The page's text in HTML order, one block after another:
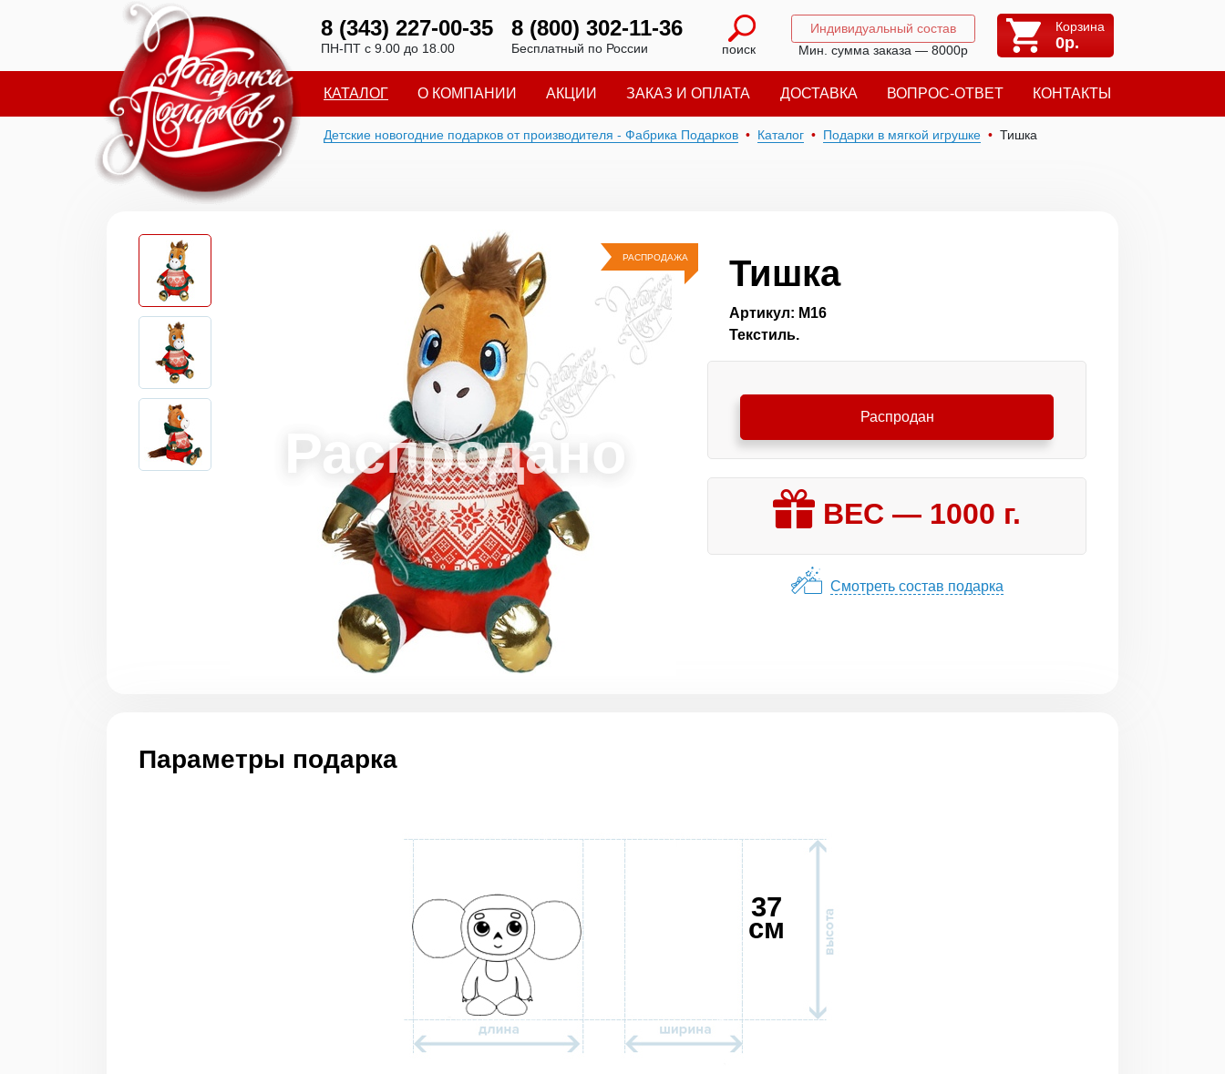
8 (343) 227-00-35
ПН-ПТ с 9.00 до 18.00
8 (800) 302-11-36
Бесплатный по России поиск
Индивидуальный состав
Мин. сумма заказа — 8000р
Корзина
0р.
КАТАЛОГ О КОМПАНИИ АКЦИИ ЗАКАЗ И ОПЛАТА ДОСТАВКА ВОПРОС-ОТВЕТ КОНТАКТЫ
Детские новогодние подарков от производителя - Фабрика Подарков Каталог Подарки в мягкой игрушке Тишка
РАСПРОДАЖА Тишка
Артикул: М16
Текстиль.
Распродан
ВЕС — 1000 г.
Смотреть состав подарка
Параметры подарка
37
см